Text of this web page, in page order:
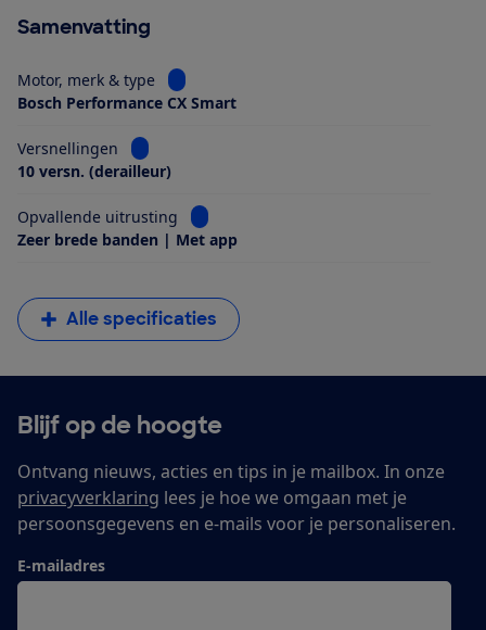
Samenvatting
Motor, merk & type
Bekijk informatie voor Motor, merk & type
Bosch Performance CX Smart
Versnellingen
Bekijk informatie voor Versnellingen
10 versn. (derailleur)
Opvallende uitrusting
Bekijk informatie voor Opvallende
Zeer brede banden | Met app
Alle specificaties
Blijf op de hoogte
Ontvang nieuws, acties en tips in je mailbox. In onze
privacyverklaring lees je hoe we omgaan met je
persoonsgegevens en e-mails voor je personaliseren.
E-mailadres